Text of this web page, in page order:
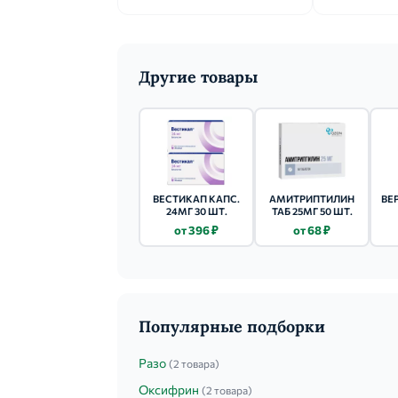
Другие товары
ВЕСТИКАП КАПС.
24МГ 30 ШТ.
от 396 ₽
АМИТРИПТИЛИН
ТАБ 25МГ 50 ШТ.
от 68 ₽
Популярные подборки
Разо (2 товара)
Оксифрин (2 товара)